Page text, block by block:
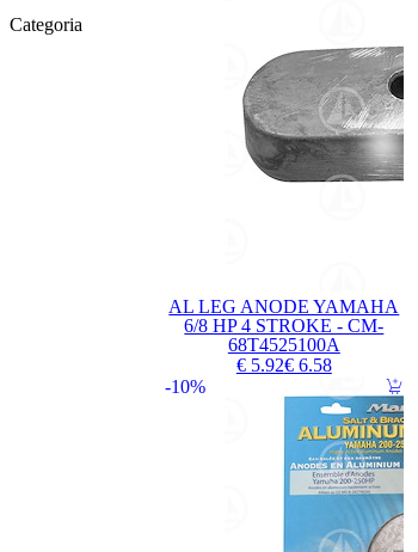
Categoria
AL LEG ANODE YAMAHA
6/8 HP 4 STROKE - CM-
68T4525100A
€ 5.92€ 6.58
10%